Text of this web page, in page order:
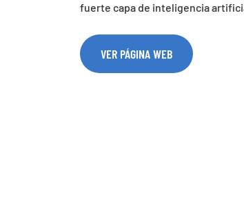
fuerte capa de inteligencia
VER PÁGINA WEB